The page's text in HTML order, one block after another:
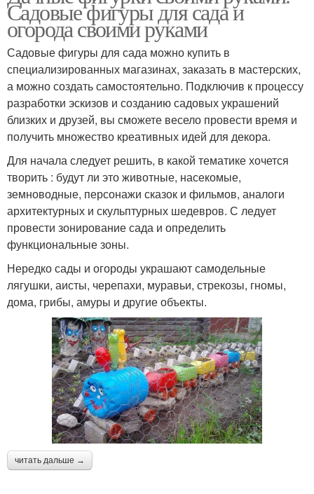
Садовые фигуры для сада и
огорода своими руками
Садовые фигуры для сада можно купить в
специализированных магазинах, заказать в мастерских,
а можно создать самостоятельно. Подключив к процессу
разработки эскизов и созданию садовых украшений
близких и друзей, вы сможете весело провести время и
получить множество креативных идей для декора.
Для начала следует решить, в какой тематике хочется
творить : будут ли это животные, насекомые,
земноводные, персонажи сказок и фильмов, аналоги
архитектурных и скульптурных шедевров. С ледует
провести зонирование сада и определить
функциональные зоны.
Нередко сады и огороды украшают самодельные
лягушки, аисты, черепахи, муравьи, стрекозы, гномы,
дома, грибы, амуры и другие объекты.
читать дальше →